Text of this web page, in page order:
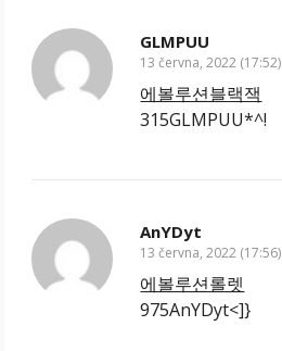
GLMPUU
13 června, 2022 (17:52)
에볼루션블랙잭
315GLMPUU*^!
AnYDyt
13 června, 2022 (17:56)
에볼루션롤렛
975AnYDyt<]}